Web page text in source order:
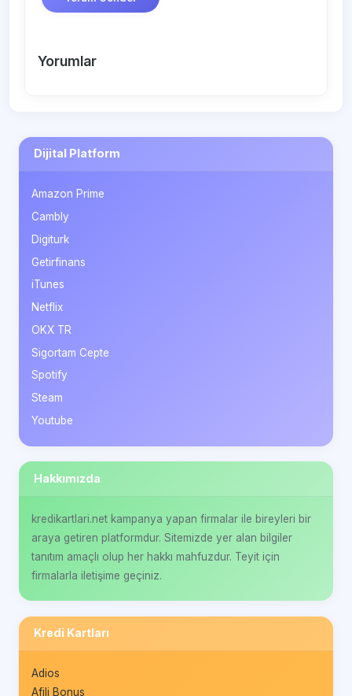
Yorumlar
Dijital Platform
Amazon Prime
Cambly
Digiturk
Getirfinans
iTunes
Netflix
OKX TR
Sigortam Cepte
Spotify
Steam
Youtube
Hakkımızda
kredikartlari.net kampanya yapan firmalar ile bireyleri bir
araya getiren platformdur. Sitemizde yer alan bilgiler
tanıtım amaçlı olup her hakkı mahfuzdur. Teyit için
firmalarla iletişime geçiniz.
Kredi Kartları
Adios
Afili Bonus